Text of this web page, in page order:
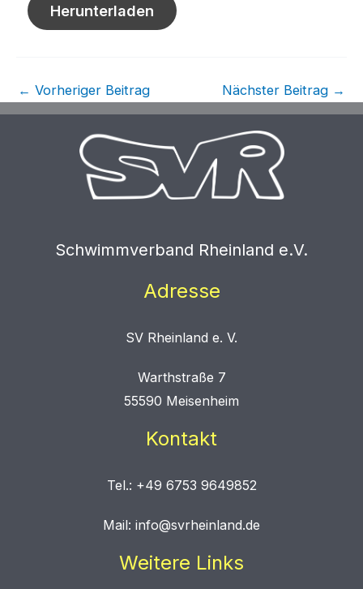
Herunterladen
← Vorheriger Beitrag Nächster Beitrag →
Schwimmverband Rheinland e.V.
Adresse
SV Rheinland e. V.
Warthstraße 7
55590 Meisenheim
Kontakt
Tel.: +49 6753 9649852
Mail: info@svrheinland.de
Weitere Links